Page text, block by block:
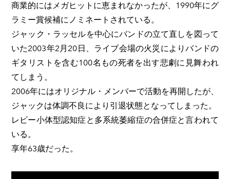
商業的にはメガヒットに恵まれなかったが、1990年にグ
ラミー賞候補にノミネートされている。
ジャック・ラッセルを中心にバンドの立て直しを図って
いた2003年2月20日、ライブ会場の火災によりバンドの
ギタリストを含む100名もの死者を出す悲劇に見舞われ
てしまう。
2006年にはオリジナル・メンバーで活動を再開したが、
ジャックは体調不良により引退状態となってしまった。
レビー小体型認知症と多系統萎縮症の合併症と言われて
いる。
享年63歳だった。